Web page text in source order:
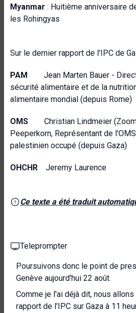
Myanmar : Huitième anniversaire
les Rohingyas
Sur le dernier rapport de l'IPC de
PAM Jean Marten Bauer -
sécurité alimentaire et de la
alimentaire mondial (depuis Rome)
OMS Christian Lindmeier
Peeperkorn, Représentant de
palestinien occupé (depuis Gaza)
OHCHR Jeremy Laurence
Ce texte a été traduit
Teleprompter
Poursuivons donc le point de
Genève aujourd'hui 22 août.
Comme je l'ai déjà dit, nous
rapport de l'IPC sur Gaza à 11